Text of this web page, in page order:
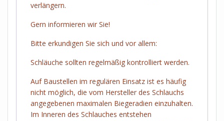
verlängern.
Gern informieren wir Sie!
Bitte erkundigen Sie sich und vor allem:
Schläuche sollten regelmäßig kontrolliert werden.
Auf Baustellen im regulären Einsatz ist es häufig
nicht möglich, die vom Hersteller des Schlauchs
angegebenen maximalen Biegeradien einzuhalten.
Im Inneren des Schlauches entstehen